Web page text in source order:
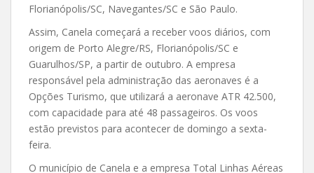
Florianópolis/SC, Navegantes/SC e São Paulo.
Assim, Canela começará a receber voos diários, com
origem de Porto Alegre/RS, Florianópolis/SC e
Guarulhos/SP, a partir de outubro. A empresa
responsável pela administração das aeronaves é a
Opções Turismo, que utilizará a aeronave ATR 42.500,
com capacidade para até 48 passageiros. Os voos
estão previstos para acontecer de domingo a sexta-
feira.
O município de Canela e a empresa Total Linhas Aéreas